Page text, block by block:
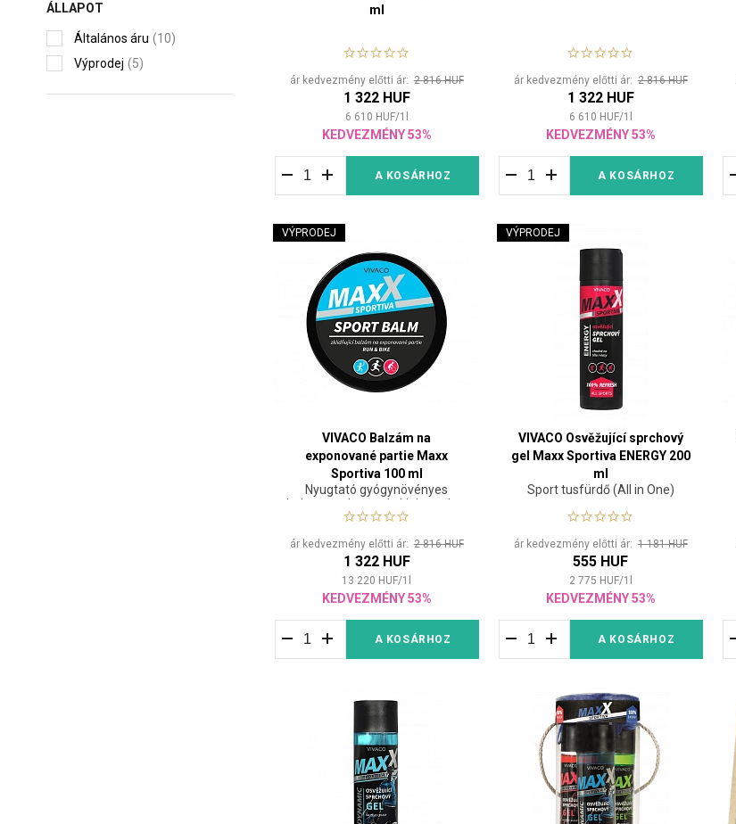
ÁLLAPOT
Általános áru (10)
Výprodej (5)
ml
ár kedvezmény előtti ár: 2 816 HUF
1 322 HUF
6 610 HUF/1
KEDVEZMÉNY 53%
A KOSÁRHOZ
ár kedvezmény előtti ár:2 816 HUF
1 322 HUF
6 610 HUF/1
KEDVEZMÉNY 53%
A KOSÁRHOZ
VÝPRODEJ
VIVACO Balzám na
exponované partie Maxx
Sportiva 100 ml
Nyugtató gyógynövényes
balzsam a horzsolt, kipirosodott
vagy más módon kitett
kezelésére és
megnyugtatására.
ár kedvezmény előtti ár: 2 816 HUF
1 322 HUF
13 220 HUF/1
KEDVEZMÉNY 53%
A KOSÁRHOZ
VÝPRODEJ
VIVACO Osvěžující sprchový
gel Maxx Sportiva ENERGY 200
ml
Sport tusfürdő (All in One)
ár kedvezmény előtti ár:1 181 HUF
555 HUF
2 775 HUF/1
KEDVEZMÉNY 53%
A KOSÁRHOZ